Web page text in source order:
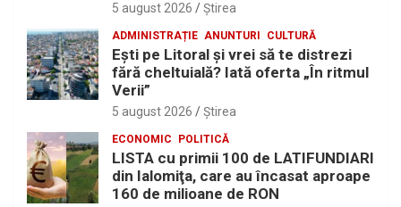
5 august 2026 Ştirea
ADMINISTRAȚIE ANUNTURI CULTURĂ
Eşti pe Litoral şi vrei să te distrezi
fără cheltuială? Iată oferta „În ritmul
Verii”
5 august 2026 Ştirea
ECONOMIC POLITICĂ
LISTA cu primii 100 de LATIFUNDIARI
din Ialomiţa, care au încasat aproape
160 de milioane de RON